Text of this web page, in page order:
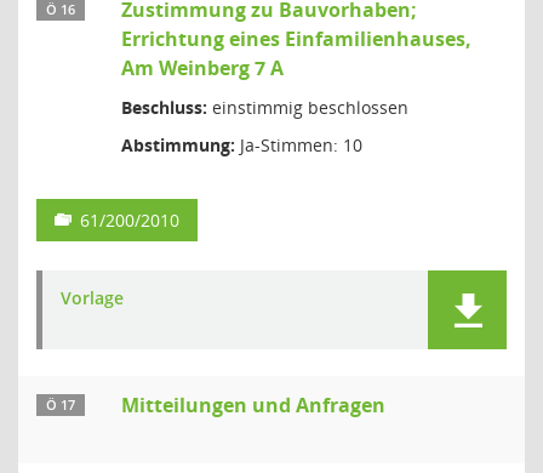
Ö 16
Zustimmung zu Bauvorhaben;
Errichtung eines Einfamilienhauses,
Am Weinberg 7 A
Beschluss: einstimmig beschlossen
Abstimmung: Ja-Stimmen: 10
61/200/2010
Vorlage
Ö 17 Mitteilungen und Anfragen